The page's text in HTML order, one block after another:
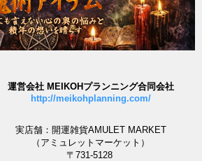
運営会社 MEIKOHプランニング合同会社
http://meikohplanning.com/
実店舗：開運雑貨AMULET MARKET
（アミュレットマーケット）
〒731-5128